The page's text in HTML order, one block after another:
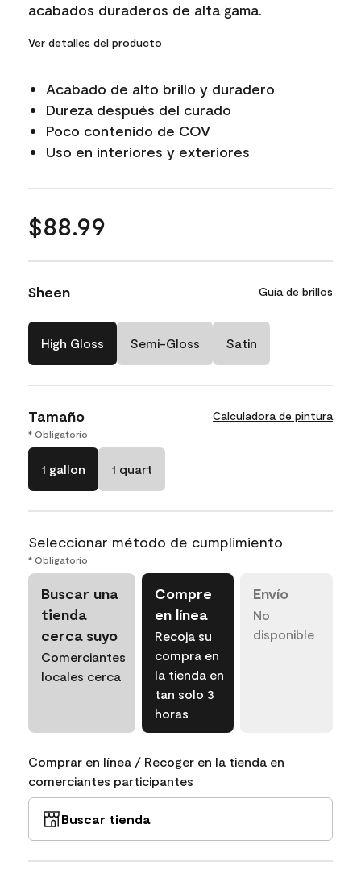
acabados duraderos de alta gama.
Ver detalles del producto
Acabado de alto brillo y duradero
Dureza después del curado
Poco contenido de COV
Uso en interiores y exteriores
$88.99
Sheen Guía de brillos
High Gloss Semi-Gloss Satin
Tamaño Calculadora de pintura
* Obligatorio
1 gallon 1 quart
Seleccionar método de cumplimiento
* Obligatorio
Buscar una
tienda
cerca suyo
Comerciantes
locales cerca
Compre
en línea
Recoja su
compra en
la tienda en
tan solo 3
horas
Envío
No
disponible
Comprar en línea / Recoger en la tienda en
comerciantes participantes
Buscar tienda